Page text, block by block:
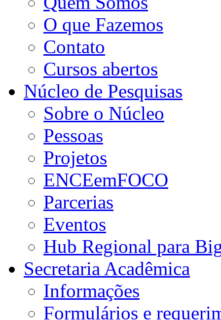
O que Fazemos
Contato
Cursos abertos
Núcleo de Pesquisas
Sobre o Núcleo
Pessoas
Projetos
ENCEemFOCO
Parcerias
Eventos
Hub Regional para
Secretaria Acadêmica
Informações
Formulários e